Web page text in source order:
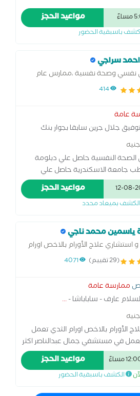
مواعيد الحجز
باسبقية الحضور
سراجي
نفسي وصحة نفسية ،ممارس عام
414
عامة
جلال جرين سابقا بجوار بنك
جنيه
الصحة النفسية حاصل علي دبلومة
جامعة الاسكندرية حاصل علي
السلوكي حاصل علي دبلومة في
العلاج النفسي بالسيكو دراما لديه خبرة 5 سنوات في مجال
مواعيد الحجز
الكشف بميعاد محدد
ياسمين محمد ناجي
علاج الأورام بالاخص اورام
(29 تقييم) 4071
ممارسة عامة
عارف - ساباباشا -...
جنيه
الأورام بالاخص اورام الثدي تعمل
في مستشفي جمال عبدالناصر اكثر
الي استاذ دكتور زميل جامعه بافيا-ايطاليا
والطب النوويمواعيد الحجز
الكشف باسبقية الحضور